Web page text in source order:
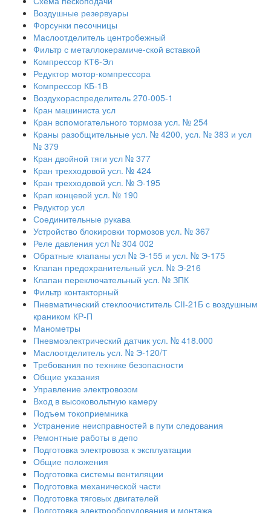
Воздушные резервуары
Форсунки песочницы
Маслоотделитель центробежный
Фильтр с металлокерамиче-ской вставкой
Компрессор КТ6-Эл
Редуктор мотор-компрессора
Компрессор КБ-1В
Воздухораспределитель 270-005-1
Кран машиниста усл
Кран вспомогательного тормоза усл. № 254
Краны разобщительные усл. № 4200, усл. № 383 и усл
№ 379
Кран двойной тяги усл № 377
Кран трехходовой усл. № 424
Кран трехходовой усл. № Э-195
Крап концевой усл. № 190
Редуктор усл
Соединительные рукава
Устройство блокировки тормозов усл. № 367
Реле давления усл № 304 002
Обратные клапаны усл № Э-155 и усл. № Э-175
Клапан предохранительный усл. № Э-216
Клапан переключательный усл. № ЗПК
Фильтр контакторный
Пневматический стеклоочиститель СІІ-21Б с воздушным
краником КР-П
Манометры
Пневмоэлектрический датчик усл. № 418.000
Маслоотделитель усл. № Э-120/Т
Требования по технике безопасности
Общие указания
Управление электровозом
Вход в высоковольтную камеру
Подъем токоприемника
Устранение неисправностей в пути следования
Ремонтные работы в депо
Подготовка электровоза к эксплуатации
Общие положения
Подготовка системы вентиляции
Подготовка механической части
Подготовка тяговых двигателей
Подготовка электрооборудования и монтажа